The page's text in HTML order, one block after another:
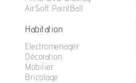
AirSoft PaintBall
Habitation
Electromenager
Décoration
Mobilier
Bricolage